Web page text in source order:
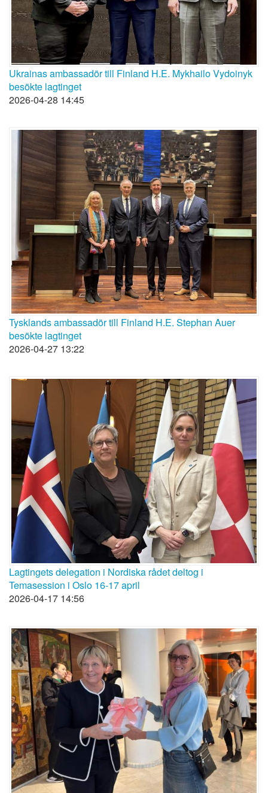
Ukrainas ambassadör till Finland H.E. Mykhailo Vydoinyk
besökte lagtinget
2026-04-28 14:45
Tysklands ambassadör till Finland H.E. Stephan Auer
besökte lagtinget
2026-04-27 13:22
Lagtingets delegation i Nordiska rådet deltog i
Temasession i Oslo 16-17 april
2026-04-17 14:56